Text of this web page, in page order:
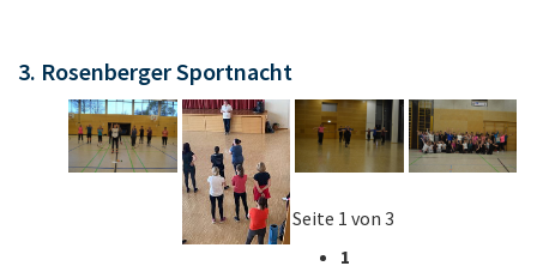
3. Rosenberger Sportnacht
Seite 1 von 3
1